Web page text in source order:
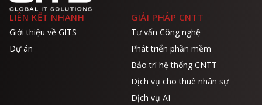
LIÊN KẾT NHANH
Giới thiệu về GITS
Dự án
GIẢI PHÁP CNTT
Tư vấn Công nghệ
Phát triển phần mềm
Bảo trì hệ thống CNTT
Dịch vụ cho thuê nhân sự
Dịch vụ AI